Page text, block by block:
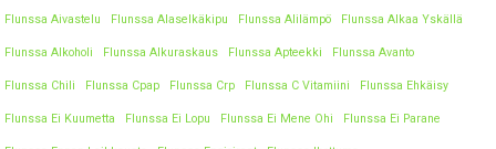
Flunssa Aivastelu Flunssa Alaselkäkipu Flunssa Alilämpö Flunssa Alkaa Yskällä
Flunssa Alkoholi Flunssa Alkuraskaus Flunssa Apteekki Flunssa Avanto
Flunssa Chili Flunssa Cpap Flunssa Crp Flunssa C Vitamiini Flunssa Ehkäisy
Flunssa Ei Kuumetta Flunssa Ei Lopu Flunssa Ei Mene Ohi Flunssa Ei Parane